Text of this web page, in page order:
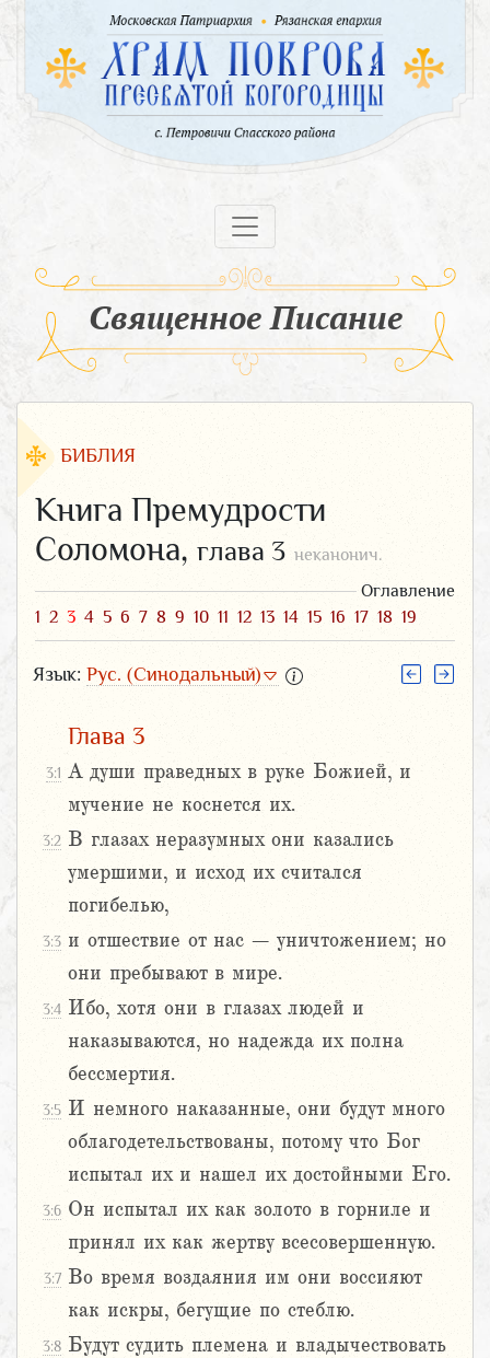
Священное Писание
БИБЛИЯ
Книга Премудрости
Соломона, глава 3 неканонич.
Оглавление
1 2 3 4 5 6 7 8 9 10 11 12 13 14 15 16 17 18 19
Язык: Рус. (Синодальный)
Глава 3
3:1 А души праведных в руке Божией, и
мучение не коснется их.
3:2 В глазах неразумных они казались
умершими, и исход их считался
погибелью,
3:3 и отшествие от нас – уничтожением; но
они пребывают в мире.
3:4 Ибо, хотя они в глазах людей и
наказываются, но надежда их полна
бессмертия.
3:5 И немного наказанные, они будут много
облагодетельствованы, потому что Бог
испытал их и нашел их достойными Его.
3:6 Он испытал их как золото в горниле и
принял их как жертву всесовершенную.
3:7 Во время воздаяния им они воссияют
как искры, бегущие по стеблю.
3:8 Будут судить племена и владычествовать